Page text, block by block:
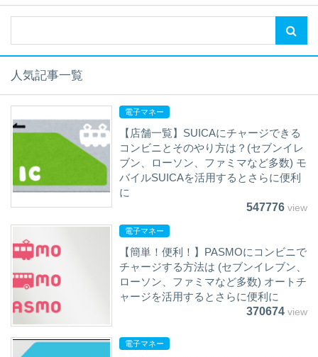
人気記事一覧
電子マネー
【店舗一覧】SUICAにチャージできる
コンビニとそのやり方は？(セブンイレ
ブン、ローソン、ファミマなど多数) モ
バイルSUICAを活用するとさらに便利
に
547776view
電子マネー
【簡単！便利！】PASMOにコンビニで
チャージする方法は (セブンイレブン、
ローソン、ファミマなど多数) オートチ
ャージを活用するとさらに便利に
370674view
電子マネー